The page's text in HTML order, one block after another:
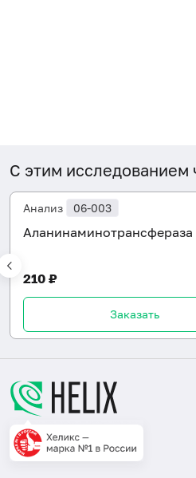
С этим исследованием
Анализ 06-003
210 ₽
Заказать